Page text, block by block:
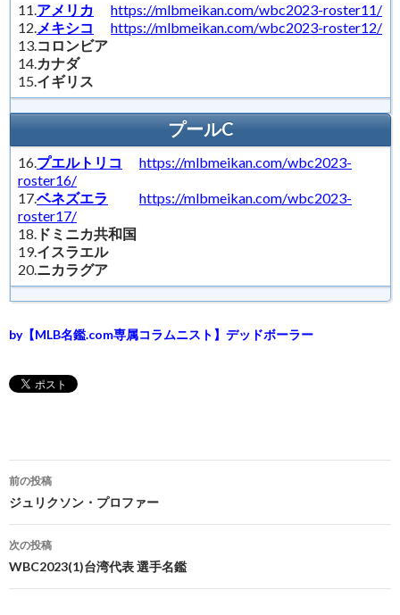
11.アメリカ
https://mlbmeikan.com/wbc2023-roster11/
12.メキシコ
https://mlbmeikan.com/wbc2023-roster12/
13.コロンビア
14.カナダ
15.イギリス
プールC
16.プエルトリコ
https://mlbmeikan.com/wbc2023-
roster16/
17.ベネズエラ
https://mlbmeikan.com/wbc2023-
roster17/
18. ドミニカ共和国
19.イスラエル
20.ニカラグア
by【MLB名鑑.com専属コラムニスト】デッドボーラー
投
稿
ナ
ビ
前の投稿
ジュリクソン・プロファー
次の投稿
WBC2023(1)台湾代表 選手名鑑